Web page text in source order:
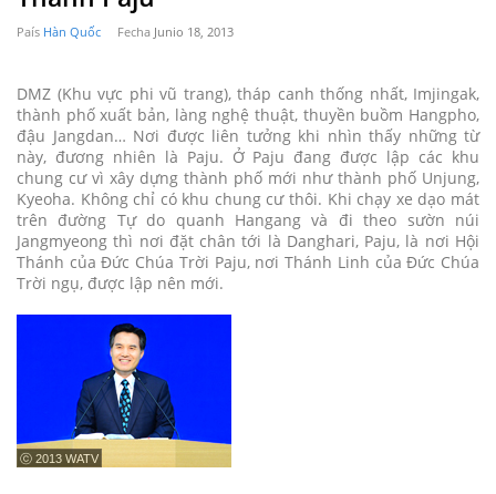
País Hàn Quốc Fecha ​​Junio 18, 2013
DMZ (Khu vực phi vũ trang), tháp canh thống nhất, Imjingak,
thành phố xuất bản, làng nghệ thuật, thuyền buồm Hangpho,
đậu Jangdan… Nơi được liên tưởng khi nhìn thấy những từ
này, đương nhiên là Paju. Ở Paju đang được lập các khu
chung cư vì xây dựng thành phố mới như thành phố Unjung,
Kyeoha. Không chỉ có khu chung cư thôi. Khi chạy xe dạo mát
trên đường Tự do quanh Hangang và đi theo sườn núi
Jangmyeong thì nơi đặt chân tới là Danghari, Paju, là nơi Hội
Thánh của Đức Chúa Trời Paju, nơi Thánh Linh của Đức Chúa
Trời ngụ, được lập nên mới.
ⓒ 2013 WATV